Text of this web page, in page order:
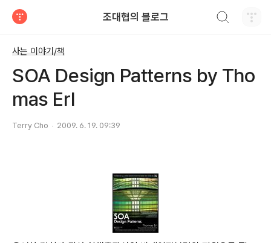
조대협의 블로그
사는 이야기/책
SOA Design Patterns by Tho
mas Erl
Terry Cho 2009. 6. 19. 09:39